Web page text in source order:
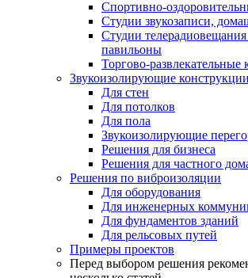
Спортивно-
Студии звукозаписи,
Студии
павильоны
Торгово-развлекательные
Звукоизолирующие конструкции
Для стен
Для потолков
Для пола
Звукоизолирующие
Решения для бизнеса
Решения для частного
Решения по виброизоляции
Для оборудования
Для инженерных
Для фундаментов зданий
Для рельсовых путей
Примеры проектов
Перед выбором решения